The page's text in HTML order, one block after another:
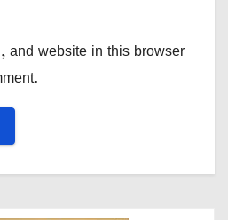
and website in this browser